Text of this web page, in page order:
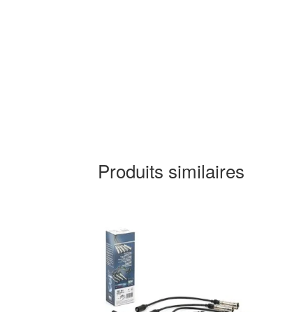
Produits similaires